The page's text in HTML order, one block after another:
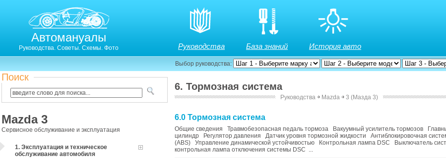
Автомануалы
Руководства. Советы. Схемы. Фото Руководства База знаний История авто
Выбор руководства:
Поиск
Mazda 3
Сервисное обслуживание и эксплуатация
1. Эксплуатация и техническое
обслуживание автомобиля
6. Тормозная система
Руководства ￫ Mazda ￫ 3 (Мазда 3)
6.0 Тормозная система
Общие сведения Травмобезопасная педаль тормоза Вакуумный усилитель тормозов
цилиндр Регулятор давления Датчик уровня тормозной жидкости Антиблокировочная
(ABS) Управление динамической устойчивостью Контрольная лампа DSC Выключатель
контрольная лампа отключения системы DSC ...